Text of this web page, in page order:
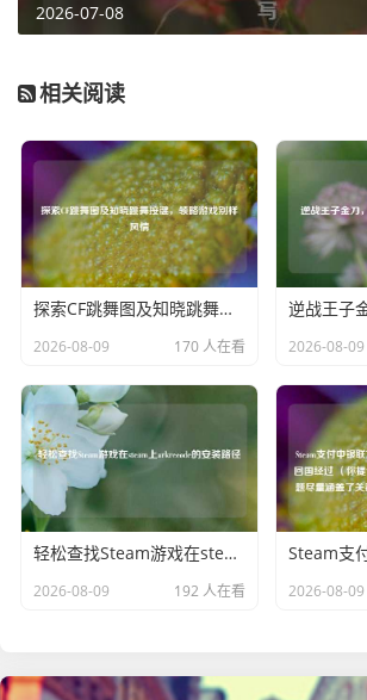
力。
2026-07-08
相关阅读
探索CF跳舞图及知晓跳舞按键，领略游戏别样风情
2026-08-09 170 人在看 2026-08-09
轻松查找Steam游戏在steam上arkrecode的安装路径
2026-08-09 192 人在看 2026-08-09